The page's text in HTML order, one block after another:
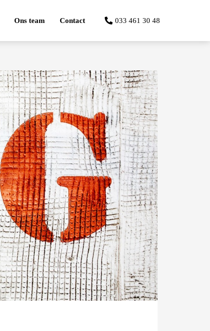
Ons team Contact 033 461 30 48